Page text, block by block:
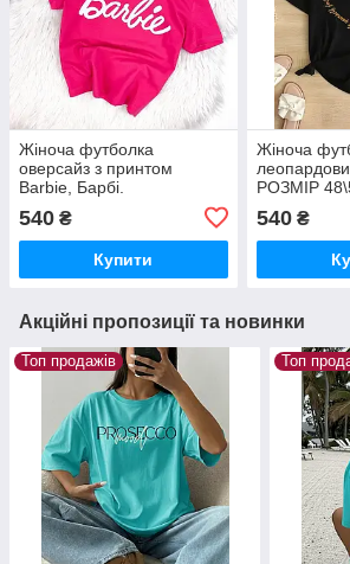
Жіноча футболка
оверсайз з принтом
Barbie, Барбі.
540 ₴
Купити
Жіноча
РОЗМІР
540₴
Акційні пропозиції та новинки
Топ продажів Топ